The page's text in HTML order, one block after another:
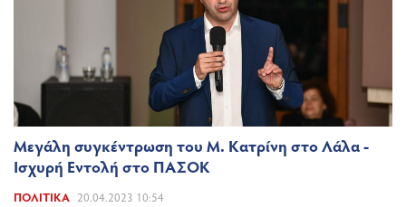
Μεγάλη συγκέντρωση του Μ. Κατρίνη στο Λάλα -
Ισχυρή Εντολή στο ΠΑΣΟΚ
ΠΟΛΙΤΙΚΆ 20.04.2023 10:54